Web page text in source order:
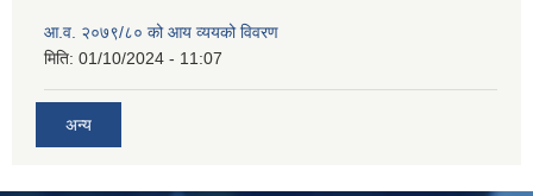
आ.व. २०७९/८० को आय व्ययको विवरण
मिति: 01/10/2024 - 11:07
अन्य